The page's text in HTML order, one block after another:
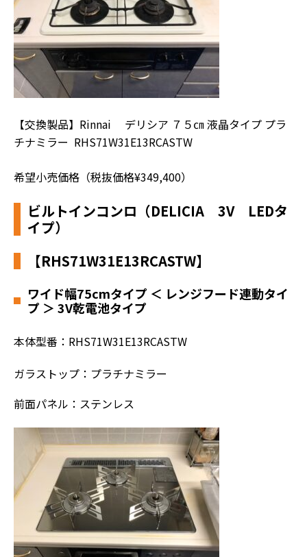
【交換製品】Rinnai デリシア ７５㎝ 液晶タイプ プラ
チナミラー RHS71W31E13RCASTW
希望小売価格 （税抜価格¥349,400）
ビルトインコンロ（DELICIA 3V LEDタ
イプ）
【RHS71W31E13RCASTW】
ワイド幅75cmタイプ ＜ レンジフード連動タイ
プ ＞ 3V乾電池タイプ
本体型番：RHS71W31E13RCASTW
ガラストップ：プラチナミラー
前面パネル：ステンレス